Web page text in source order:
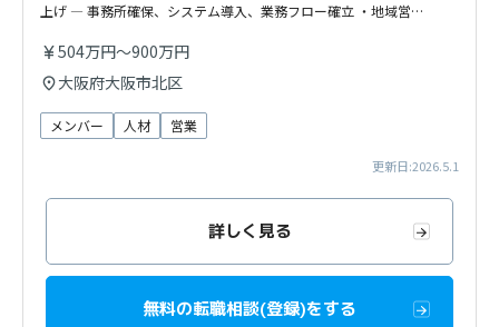
上げ — 事務所確保、システム導入、業務フロー確立 ・地域営…
504万円～900万円
大阪府大阪市北区
メンバー 人材 営業
更新日:2026.5.1
詳しく見る
無料の転職相談(登録)をする